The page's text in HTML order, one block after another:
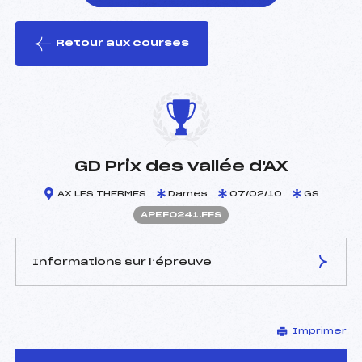
le ski
Retour aux courses
GD Prix des vallée d'AX
AX LES THERMES Dames 07/02/10 GS
APEF0241.FFS
Informations sur l’épreuve
PAILLAS MARC (PE)
Arbitre :
AUTIER ALAIN (PE)
Imprimer